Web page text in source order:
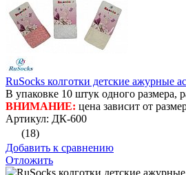
RuSocks колготки детские ажурные
В упаковке 10 штук одного размера,
ВНИМАНИЕ: цена зависит от
Артикул: ДК-600
(18)
Добавить к сравнению
Отложить